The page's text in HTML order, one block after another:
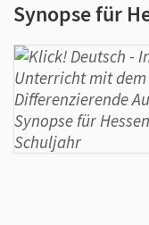
Synopse für